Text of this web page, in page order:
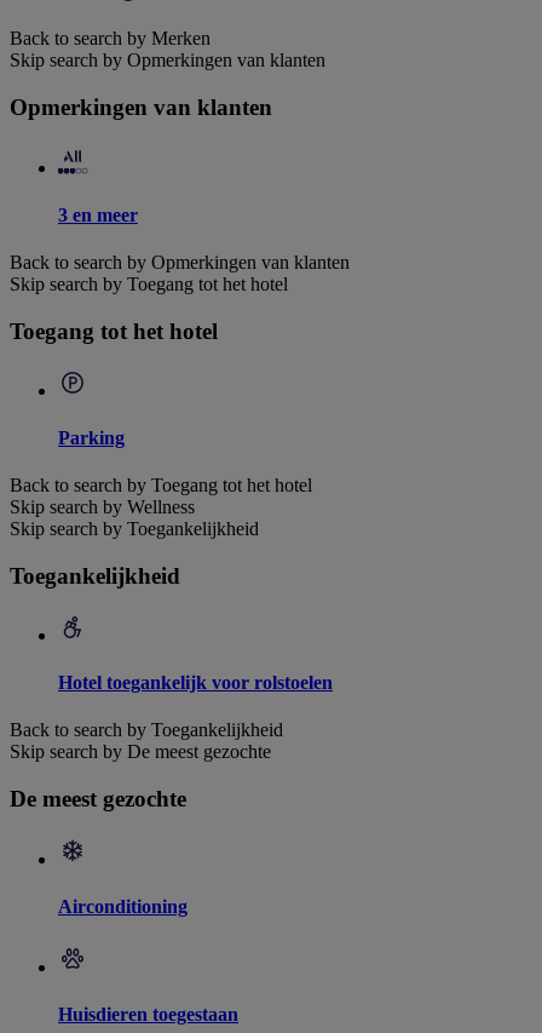
Back to search by Merken
Skip search by Opmerkingen van klanten
Opmerkingen van klanten
3 en meer
Back to search by Opmerkingen van klanten
Skip search by Toegang tot het hotel
Toegang tot het hotel
Parking
Back to search by Toegang tot het hotel
Skip search by Wellness
Skip search by Toegankelijkheid
Toegankelijkheid
Hotel toegankelijk voor rolstoelen
Back to search by Toegankelijkheid
Skip search by De meest gezochte
De meest gezochte
Airconditioning
Huisdieren toegestaan